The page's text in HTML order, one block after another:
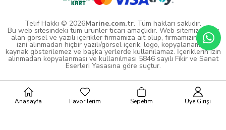
Telif Hakkı © 2026Marine.com.tr. Tüm hakları saklıdır.
Bu web sitesindeki tüm ürünler ticari amaçlıdır. Web sitemizde yer
alan görsel ve yazılı içerikler firmamıza ait olup, firmamızın yazılı
izni alınmadan hiçbir yazılı/görsel içerik, logo, kopyalanamaz,
kaynak gösterilemez ve başka yerlerde kullanılamaz. İçeriklerin izin
alınmadan kopyalanması ve kullanılması 5846 sayılı Fikir ve Sanat
Eserleri Yasasına göre suçtur.
Anasayfa Favorilerim Sepetim Üye Girişi